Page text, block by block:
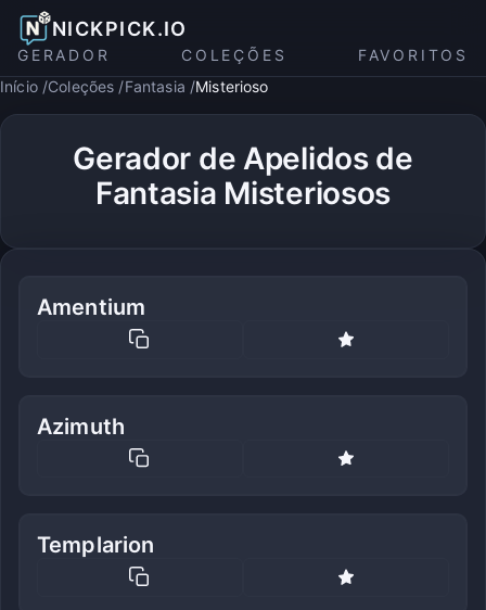
NICKPICK.IO
GERADOR COLEÇÕES
FAVORITOS
Início Coleções Fantasia Misterioso
Gerador de Apelidos de
Fantasia Misteriosos
Amentium
Azimuth
Templarion